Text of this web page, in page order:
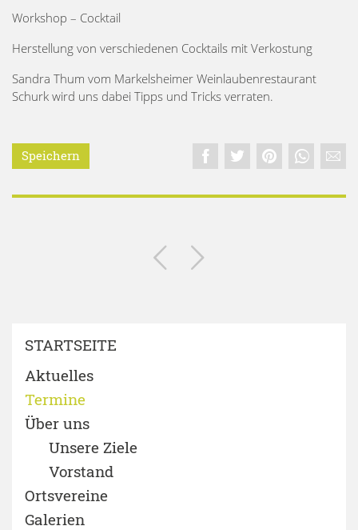
Workshop – Cocktail
Herstellung von verschiedenen Cocktails mit Verkostung
Sandra Thum vom Markelsheimer Weinlaubenrestaurant
Schurk wird uns dabei Tipps und Tricks verraten.
Speichern
STARTSEITE
Aktuelles
Termine
Über uns
Unsere Ziele
Vorstand
Ortsvereine
Galerien